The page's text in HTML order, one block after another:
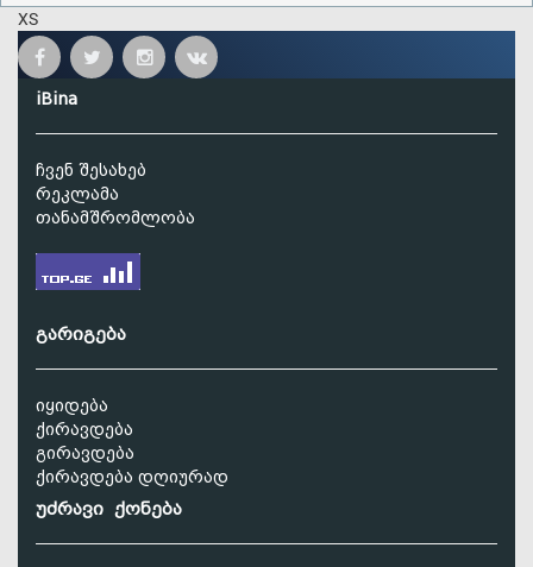
XS
iBina
ჩვენ შესახებ
რეკლამა
თანამშრომლობა
გარიგება
იყიდება
ქირავდება
გირავდება
ქირავდება დღიურად
უძრავი ქონება